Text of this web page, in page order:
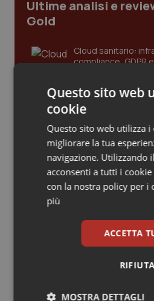
Molise
Piemonte
Provincia Autonoma di
Puglia
Sardegna
Sicilia
Epatiti
HIV
Ipertensione &
Malattie rare
Malattia di Crohn &
Neuroscienze &
Ultime analisi e
Gold
Cloud sanitario:
compliance, GDPR
Gestione
Leadership
modelli di
Leadership
clinici ad alte
odontoiatrico:
Questo sito web
cookie
Questo sito web utilizza i
migliorare la tua
navigazione. Utilizzando
acconsenti a tutti i
con la nostra policy per i
più
ACCETTA
MOSTRA DETTAGLI